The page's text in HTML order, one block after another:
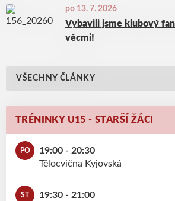
po 13. 7. 2026
Vybavili jsme klubový
věcmi!
VŠECHNY ČLÁNKY
TRÉNINKY U15 - STARŠÍ ŽÁCI
PO
19:00 - 20:30
Tělocvična Kyjovská
ST
19:30 - 21:00